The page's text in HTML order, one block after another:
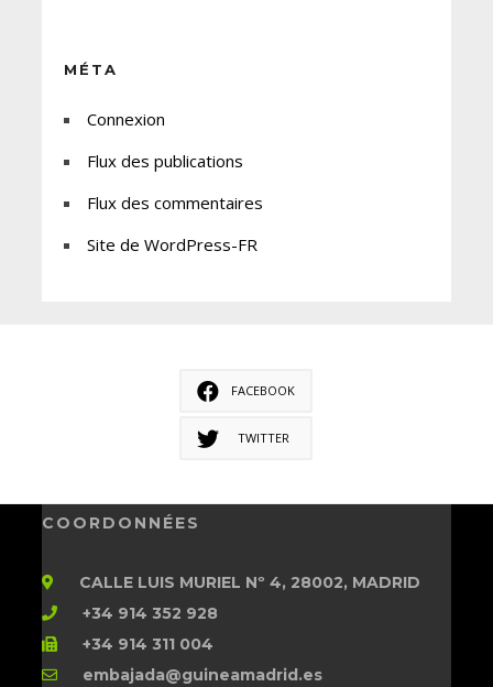
MÉTA
Connexion
Flux des publications
Flux des commentaires
Site de WordPress-FR
FACEBOOK
TWITTER
COORDONNÉES
CALLE LUIS MURIEL Nº 4, 28002, MADRID
+34 914 352 928
+34 914 311 004
embajada@guineamadrid.es